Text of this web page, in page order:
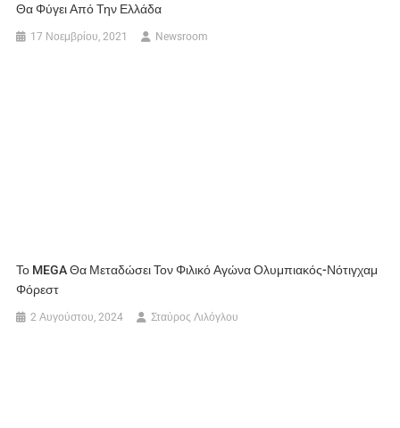
Θα Φύγει Από Την Ελλάδα
17 Νοεμβρίου, 2021 Newsroom
Το MEGA Θα Μεταδώσει Τον Φιλικό Αγώνα Ολυμπιακός-Νότιγχαμ
Φόρεστ
2 Αυγούστου, 2024 Σταύρος Λιλόγλου